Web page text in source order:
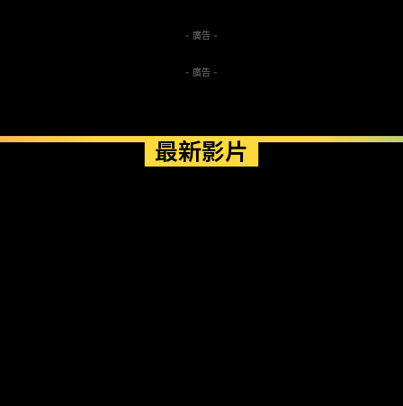
- 廣告 -
- 廣告 -
最新影片